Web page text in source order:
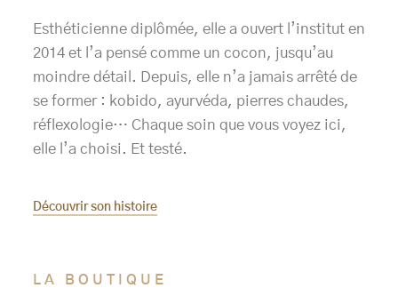
Esthéticienne diplômée, elle a ouvert l’institut en
2014 et l’a pensé comme un cocon, jusqu’au
moindre détail. Depuis, elle n’a jamais arrêté de
se former : kobido, ayurvéda, pierres chaudes,
réflexologie… Chaque soin que vous voyez ici,
elle l’a choisi. Et testé.
Découvrir son histoire
LA BOUTIQUE